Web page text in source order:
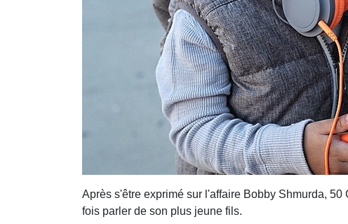
Après s'être exprimé sur l'affaire Bobby Shmurda,
fois parler de son plus jeune fils.